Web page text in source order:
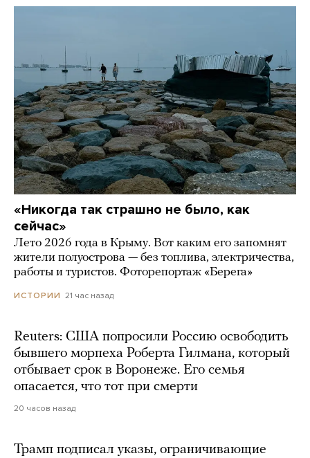
«Никогда так страшно не было, как
сейчас»
Лето 2026 года в Крыму. Вот каким его запомнят
жители полуострова — без топлива, электричества,
работы и туристов. Фоторепортаж «Берега»
ИСТОРИИ 21 час назад
Reuters: США попросили Россию освободить
бывшего морпеха Роберта Гилмана, который
отбывает срок в Воронеже. Его семья
опасается, что тот при смерти
20 часов назад
Трамп подписал указы, ограничивающие